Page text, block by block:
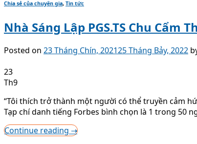
Chia sẻ của chuyên gia, Tin tức
Nhà Sáng Lập PGS.TS Chu Cẩm
Posted on 23 Tháng Chín, 202125 Tháng Bảy, 2022
23
Th9
“Tôi thích trở thành một người có thể truyền cảm
Tạp chí danh tiếng Forbes bình chọn là 1 trong 50
Continue reading →